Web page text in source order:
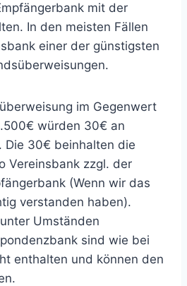
mit der
In den meisten Fällen
einer der günstigsten
im Gegenwert
würden 30€ an
Die 30€ beinhalten die
Vereinsbank zzgl. der
(Wenn wir das
verstanden haben).
Umständen
sind wie bei
enthalten und können den